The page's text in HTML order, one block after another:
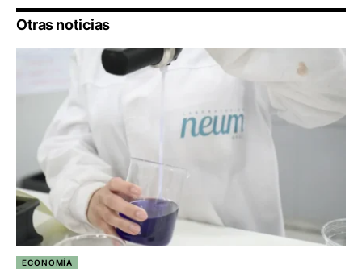
Otras noticias
ECONOMÍA